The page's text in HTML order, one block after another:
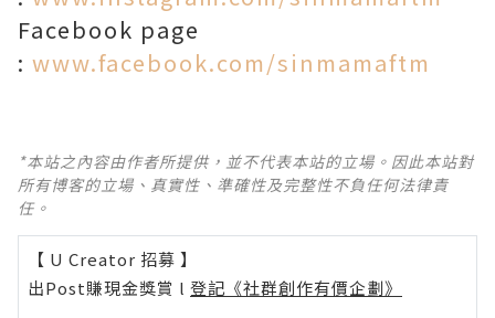
Facebook page
: www.facebook.com/sinmamaftm
*本站之內容由作者所提供，並不代表本站的立場。因此本站對
所有博客的立場、真實性、準確性及完整性不負任何法律責
任。
【 U Creator 招募 】
出Post賺現金獎賞 l 登記《社群創作有價企劃》